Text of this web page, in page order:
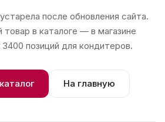
после обновления сайта.
в каталоге — в магазине
позиций для кондитеров.
На главную